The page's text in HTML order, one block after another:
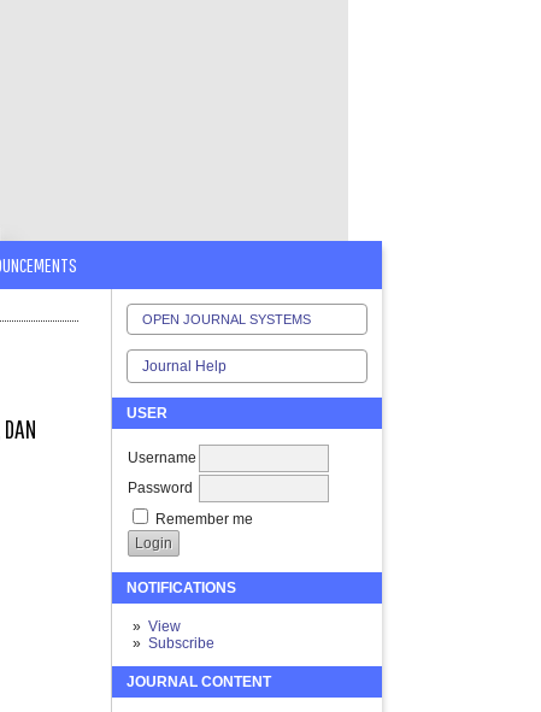
OPEN JOURNAL SYSTEMS
Journal Help
USER
Username
Password
Remember me
NOTIFICATIONS
View
Subscribe
JOURNAL CONTENT